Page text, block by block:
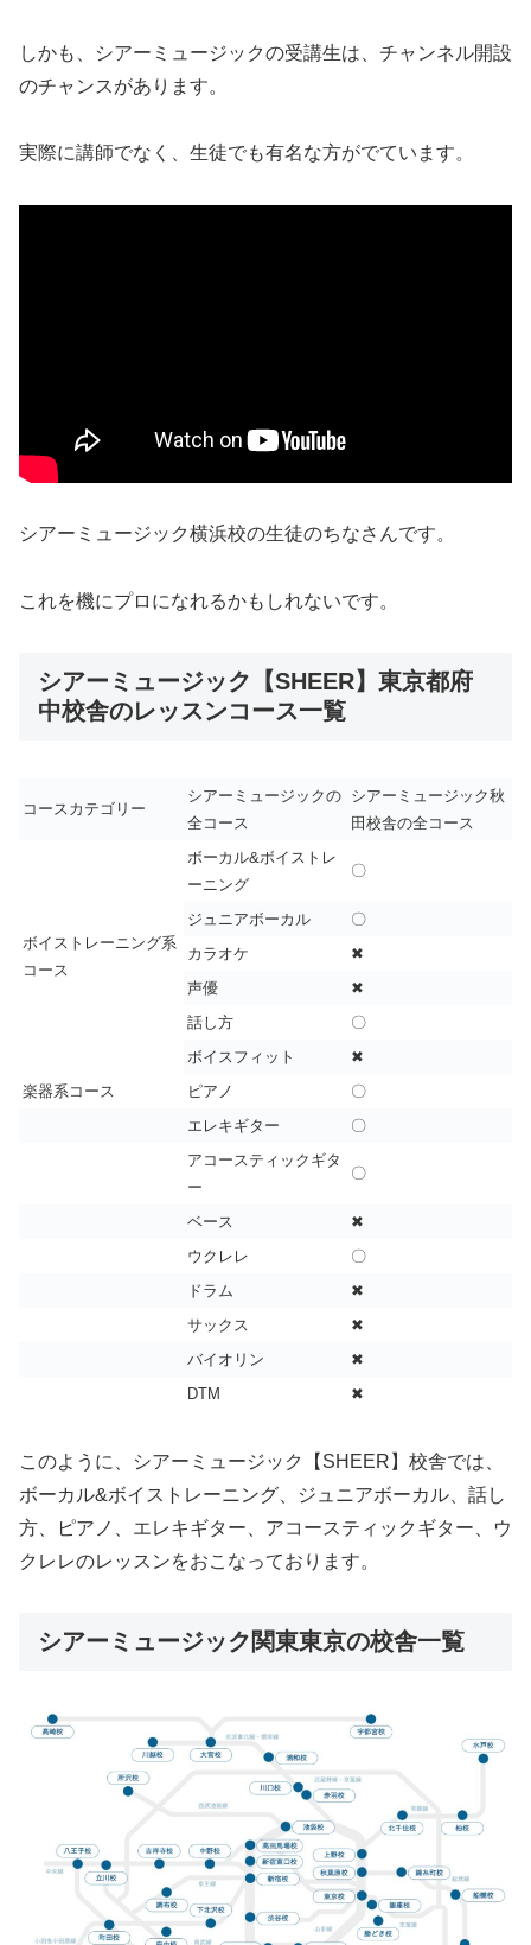
しかも、シアーミュージックの受講生は、チャンネル開設
のチャンスがあります。
実際に講師でなく、生徒でも有名な方がでています。
シアーミュージック横浜校の生徒のちなさんです。
これを機にプロになれるかもしれないです。
シアーミュージック【SHEER】東京都府
中校舎のレッスンコース一覧
コースカテゴリー
シアーミュージックの
全コース
シアーミュージック秋
田校舎の全コース
ボイストレーニング系
コース
ボーカル&ボイストレ
ーニング
〇
ジュニアボーカル
〇
カラオケ
✖
声優
✖
話し方
〇
ボイスフィット
✖
楽器系コース
ピアノ
〇
エレキギター
〇
アコースティックギタ
ー
〇
ベース
✖
ウクレレ
〇
ドラム
✖
サックス
✖
バイオリン
✖
DTM
✖
このように、シアーミュージック【SHEER】校舎では、
ボーカル&ボイストレーニング、ジュニアボーカル、話し
方、ピアノ、エレキギター、アコースティックギター、ウ
クレレのレッスンをおこなっております。
シアーミュージック関東東京の校舎一覧